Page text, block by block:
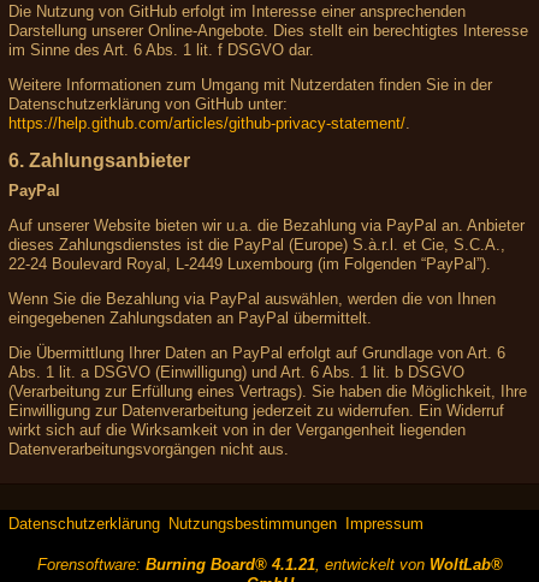
Die Nutzung von GitHub erfolgt im Interesse einer ansprechenden
Darstellung unserer Online-Angebote. Dies stellt ein berechtigtes Interesse
im Sinne des Art. 6 Abs. 1 lit. f DSGVO dar.
Weitere Informationen zum Umgang mit Nutzerdaten finden Sie in der
Datenschutzerklärung von GitHub unter:
https://help.github.com/articles/github-privacy-statement/
6. Zahlungsanbieter
PayPal
Auf unserer Website bieten wir u.a. die Bezahlung via PayPal an. Anbieter
dieses Zahlungsdienstes ist die PayPal (Europe) S.à.r.l. et Cie, S.C.A.,
22-24 Boulevard Royal, L-2449 Luxembourg (im Folgenden “PayPal”).
Wenn Sie die Bezahlung via PayPal auswählen, werden die von Ihnen
eingegebenen Zahlungsdaten an PayPal übermittelt.
Die Übermittlung Ihrer Daten an PayPal erfolgt auf Grundlage von Art. 6
Abs. 1 lit. a DSGVO (Einwilligung) und Art. 6 Abs. 1 lit. b DSGVO
(Verarbeitung zur Erfüllung eines Vertrags). Sie haben die Möglichkeit, Ihre
Einwilligung zur Datenverarbeitung jederzeit zu widerrufen. Ein Widerruf
wirkt sich auf die Wirksamkeit von in der Vergangenheit liegenden
Datenverarbeitungsvorgängen nicht aus.
Datenschutzerklärung Nutzungsbestimmungen Impressum
Forensoftware: Burning Board® 4.1.21, entwickelt von WoltLab®